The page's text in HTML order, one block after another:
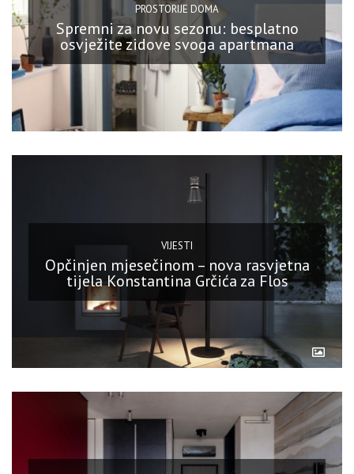
PROSTORIJE DOMA
Spremni za novu sezonu: besplatno
osvježite zidove svoga apartmana
VIJESTI
Opčinjen mjesečinom – nova rasvjetna
tijela Konstantina Grčića za Flos